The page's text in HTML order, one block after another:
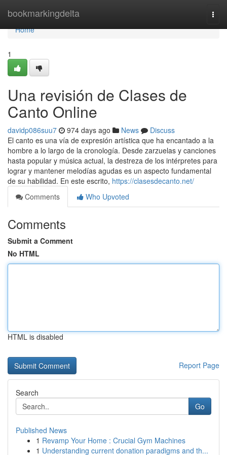
bookmarkingdelta
Home
Home
1
Una revisión de Clases de
Canto Online
davidp086suu7 974 days ago News
Discuss
El canto es una vía de expresión artística que ha encantado a la
hombre a lo largo de la cronología. Desde zarzuelas y canciones
hasta popular y música actual, la destreza de los intérpretes para
lograr y mantener melodías agudas es un aspecto fundamental
de su habilidad. En este escrito, https://clasesdecanto.net/
Comments
Who Upvoted
Comments
Submit a Comment
No HTML
HTML is disabled
Report Page
Search
Go
Published News
1 Revamp Your Home : Crucial Gym Machines
1 Understanding current donation paradigms and th...